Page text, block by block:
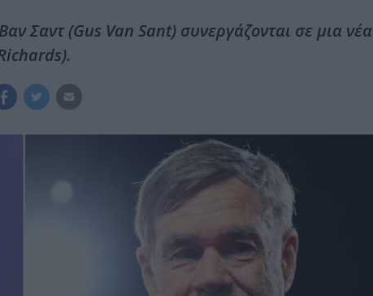
Σαντ (Gus Van Sant) συνεργάζονται σε μια νέα